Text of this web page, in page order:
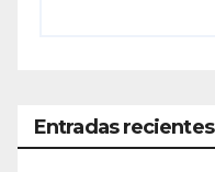
Entradas recientes